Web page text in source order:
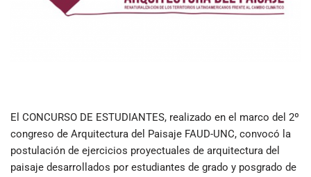
El CONCURSO DE ESTUDIANTES, realizado en el marco del 2º
congreso de Arquitectura del Paisaje FAUD-UNC, convocó la
postulación de ejercicios proyectuales de arquitectura del
paisaje desarrollados por estudiantes de grado y posgrado de